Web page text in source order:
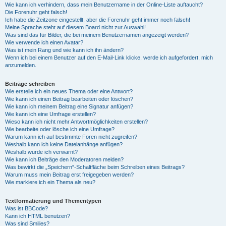
Wie kann ich verhindern, dass mein Benutzername in der Online-Liste auftaucht?
Die Forenuhr geht falsch!
Ich habe die Zeitzone eingestellt, aber die Forenuhr geht immer noch falsch!
Meine Sprache steht auf diesem Board nicht zur Auswahl!
Was sind das für Bilder, die bei meinem Benutzernamen angezeigt werden?
Wie verwende ich einen Avatar?
Was ist mein Rang und wie kann ich ihn ändern?
Wenn ich bei einem Benutzer auf den E-Mail-Link klicke, werde ich aufgefordert, mich
anzumelden.
Beiträge schreiben
Wie erstelle ich ein neues Thema oder eine Antwort?
Wie kann ich einen Beitrag bearbeiten oder löschen?
Wie kann ich meinem Beitrag eine Signatur anfügen?
Wie kann ich eine Umfrage erstellen?
Wieso kann ich nicht mehr Antwortmöglichkeiten erstellen?
Wie bearbeite oder lösche ich eine Umfrage?
Warum kann ich auf bestimmte Foren nicht zugreifen?
Weshalb kann ich keine Dateianhänge anfügen?
Weshalb wurde ich verwarnt?
Wie kann ich Beiträge den Moderatoren melden?
Was bewirkt die „Speichern“-Schaltfläche beim Schreiben eines Beitrags?
Warum muss mein Beitrag erst freigegeben werden?
Wie markiere ich ein Thema als neu?
Textformatierung und Thementypen
Was ist BBCode?
Kann ich HTML benutzen?
Was sind Smilies?